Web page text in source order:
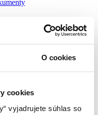
O cookies
cookies
vyjadrujete súhlas so